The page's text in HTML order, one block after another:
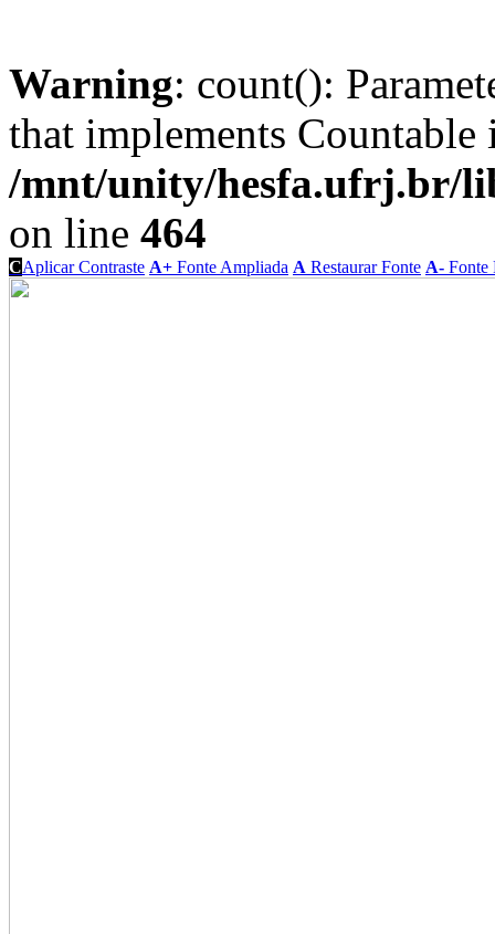
Warning: count():
that implements Countable
/mnt/unity/hesfa.ufrj.br/
on line 464
CAplicar Contraste A+ Fonte Ampliada A Restaurar Fonte A- Fonte